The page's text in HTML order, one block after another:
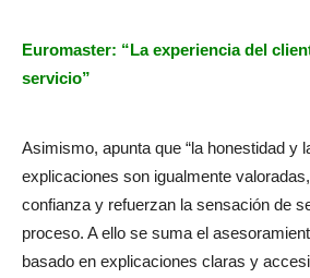
Euromaster: “La experiencia del
servicio”
Asimismo, apunta que “la honestidad y
explicaciones son igualmente
confianza y refuerzan la sensación de
proceso. A ello se suma el
basado en explicaciones claras y